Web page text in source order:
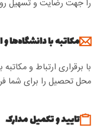
را جهت رضایت و تسهیل
مکاتبه با دانشگاه‌ها
با برقراری ارتباط و
محل تحصیل را برای شما
تایید و تکمیل مدارک